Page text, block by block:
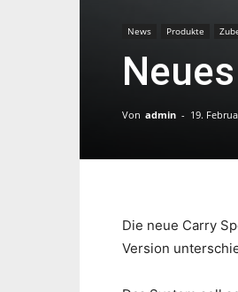
News Produkte
Von admin - 19.
Die neue Carry
Version